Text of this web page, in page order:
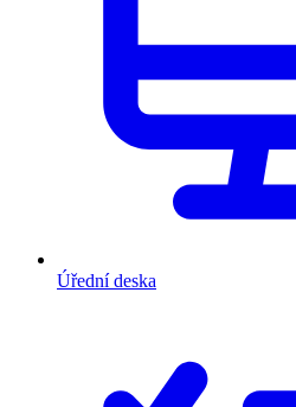
Úřední deska